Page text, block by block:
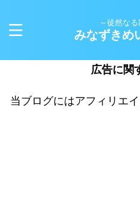
～徒然なる
みなずきめ
広告に関
当ブログにはアフィリエ